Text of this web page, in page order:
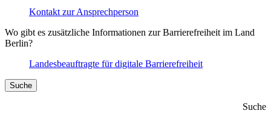
Kontakt zur Ansprechperson
Wo gibt es zusätzliche Informationen zur Barrierefreiheit im Land
Berlin?
Landesbeauftragte für digitale Barrierefreiheit
Suche
Suche